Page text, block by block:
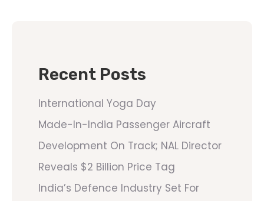
Recent Posts
International Yoga Day
Made-In-India Passenger Aircraft
Development On Track; NAL Director
Reveals $2 Billion Price Tag
India’s Defence Industry Set For